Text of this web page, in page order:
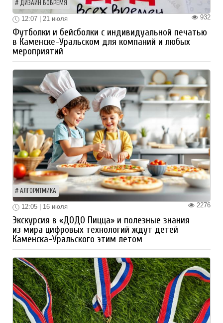
ДИЗАЙН ВОВРЕМЯ
932
12:07 | 21 июля
Футболки и бейсболки с индивидуальной печатью
в Каменске-Уральском для компаний и любых
мероприятий
АЛГОРИТМИКА
2276
12:05 | 16 июля
Экскурсия в «ДОДО Пицца» и полезные знания
из мира цифровых технологий ждут детей
Каменска-Уральского этим летом